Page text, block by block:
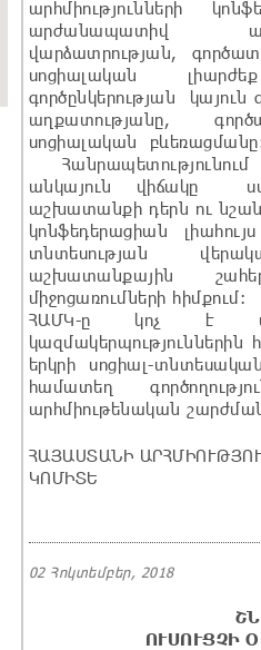
արհմիությունների
արժանապատիվ
վարձատրության,
սոցիալական
գործընկերության
աղքատությանը,
սոցիալական
անկայուն վիճակը
աշխատանքի դերն ու
կոնֆեդերացիան
տնտեսության
աշխատանքային
միջոցառումների հիմքում:
ՀԱՄԿ-ը կոչ է
կազմակերպություններին
երկրի սոցիալ-
համատեղ
արհմիութենական
ՀԱՅԱՍՏԱՆԻ
ԿՈՄԻՏԵ
02 Հոկտեմբեր, 2018
ՈՒՍՈՒՑՉԻ